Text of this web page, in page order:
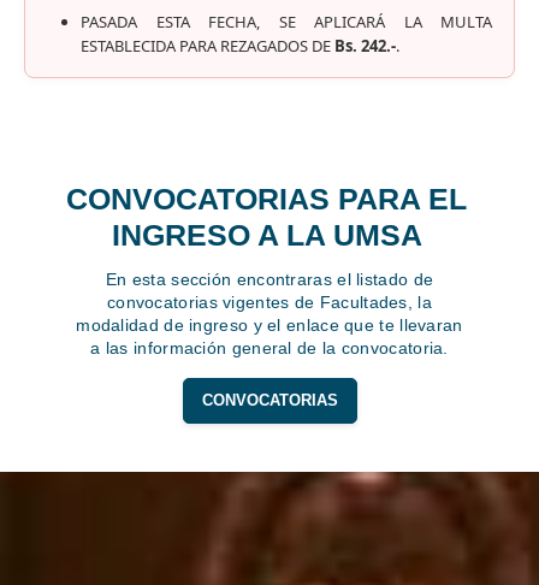
PASADA ESTA FECHA, SE APLICARÁ LA MULTA
ESTABLECIDA PARA REZAGADOS DE Bs. 242.-.
CONVOCATORIAS PARA EL
INGRESO A LA UMSA
En esta sección encontraras el listado de
convocatorias vigentes de Facultades, la
modalidad de ingreso y el enlace que te llevaran
a las información general de la convocatoria.
CONVOCATORIAS